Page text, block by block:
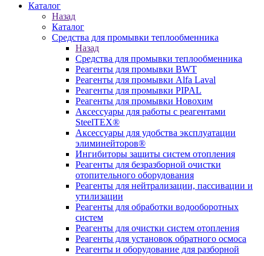
Каталог
Назад
Каталог
Средства для промывки теплообменника
Назад
Средства для промывки теплообменника
Реагенты для промывки BWT
Реагенты для промывки Alfa Laval
Реагенты для промывки PIPAL
Реагенты для промывки Новохим
Аксессуары для работы с реагентами
SteelTEX®
Аксессуары для удобства эксплуатации
элиминейторов®
Ингибиторы защиты систем отопления
Реагенты для безразборной очистки
отопительного оборудования
Реагенты для нейтрализации, пассивации и
утилизации
Реагенты для обработки водооборотных
систем
Реагенты для очистки систем отопления
Реагенты для установок обратного осмоса
Реагенты и оборудование для разборной